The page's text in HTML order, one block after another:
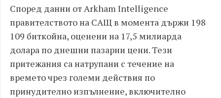
Според данни от Arkham Intelligence
правителството на САЩ в момента държи 198
109 биткойна, оценени на 17,5 милиарда
долара по днешни пазарни цени. Тези
притежания са натрупани с течение на
времето чрез големи действия по
принудително изпълнение, включително